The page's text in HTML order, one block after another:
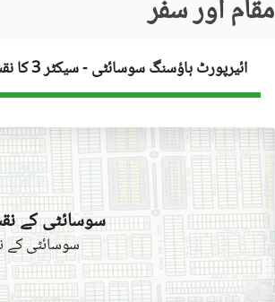
مقام اور سفر
ائیرپورٹ ہاؤسنگ سوسائٹی - سیکٹر 3 کا نقشہ
سوسائٹی کے
سوسائٹی کے